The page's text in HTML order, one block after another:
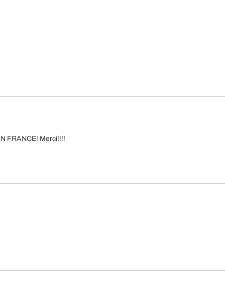
FRANCE! Merci!!!!